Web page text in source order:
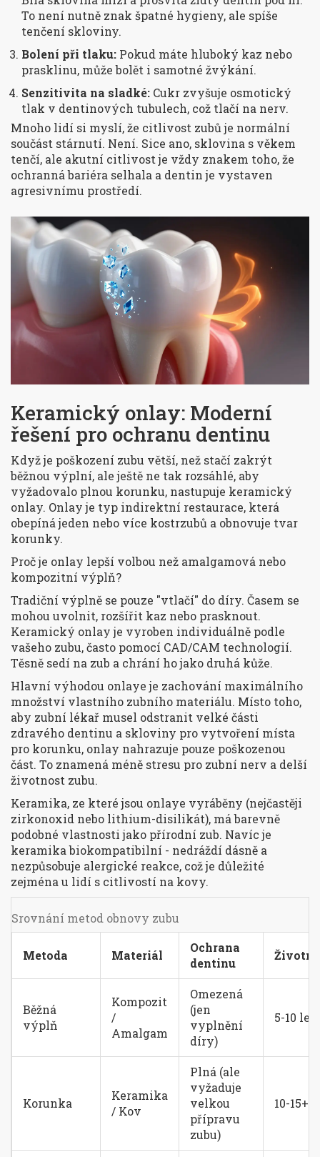
To není nutně znak špatné hygieny, ale spíše
tenčení skloviny.
Bolení při tlaku: Pokud máte hluboký kaz nebo
prasklinu, může bolět i samotné žvýkání.
Senzitivita na sladké: Cukr zvyšuje osmotický
tlak v dentinových tubulech, což tlačí na nerv.
Mnoho lidí si myslí, že citlivost zubů je normální
součást stárnutí. Není. Sice ano, sklovina s věkem
tenčí, ale akutní citlivost je vždy znakem toho, že
ochranná bariéra selhala a dentin je vystaven
agresivnímu prostředí.
Keramický onlay: Moderní
řešení pro ochranu dentinu
Když je poškození zubu větší, než stačí zakrýt
běžnou výplní, ale ještě ne tak rozsáhlé, aby
vyžadovalo plnou korunku, nastupuje keramický
onlay. Onlay je typ indirektní restaurace, která
obepíná jeden nebo více kostrzubů a obnovuje tvar
korunky.
Proč je onlay lepší volbou než amalgamová nebo
kompozitní výplň?
Tradiční výplně se pouze "vtlačí" do díry. Časem se
mohou uvolnit, rozšířit kaz nebo prasknout.
Keramický onlay je vyroben individuálně podle
vašeho zubu, často pomocí CAD/CAM technologií.
Těsně sedí na zub a chrání ho jako druhá kůže.
Hlavní výhodou onlaye je zachování maximálního
množství vlastního zubního materiálu. Místo toho,
aby zubní lékař musel odstranit velké části
zdravého dentinu a skloviny pro vytvoření místa
pro korunku, onlay nahrazuje pouze poškozenou
část. To znamená méně stresu pro zubní nerv a delší
životnost zubu.
Keramika, ze které jsou onlaye vyráběny (nejčastěji
zirkonoxid nebo lithium-disilikát), má barevně
podobné vlastnosti jako přírodní zub. Navíc je
keramika biokompatibilní - nedráždí dásně a
nezpůsobuje alergické reakce, což je důležité
zejména u lidí s citlivostí na kovy.
Srovnání metod obnovy zubu
Metoda Materiál
Ochrana
dentinu
Běžná
výplň
Kompozit
/
Amalgam
Omezená
(jen
vyplnění
díry)
5-10 let
Korunka
Keramika
/ Kov
Plná (ale
vyžaduje
velkou
přípravu
zubu)
10-15+